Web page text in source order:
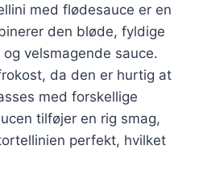
med flødesauce er en
den bløde, fyldige
velsmagende sauce.
da den er hurtig at
med forskellige
tilføjer en rig smag,
perfekt, hvilket